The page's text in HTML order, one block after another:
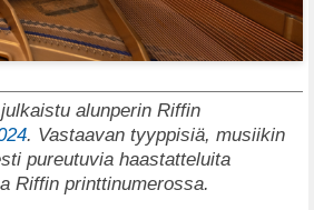
alunperin Riffin
. Vastaavan tyyppisiä, musiikin
pureutuvia haastatteluita
Riffin printtinumerossa.